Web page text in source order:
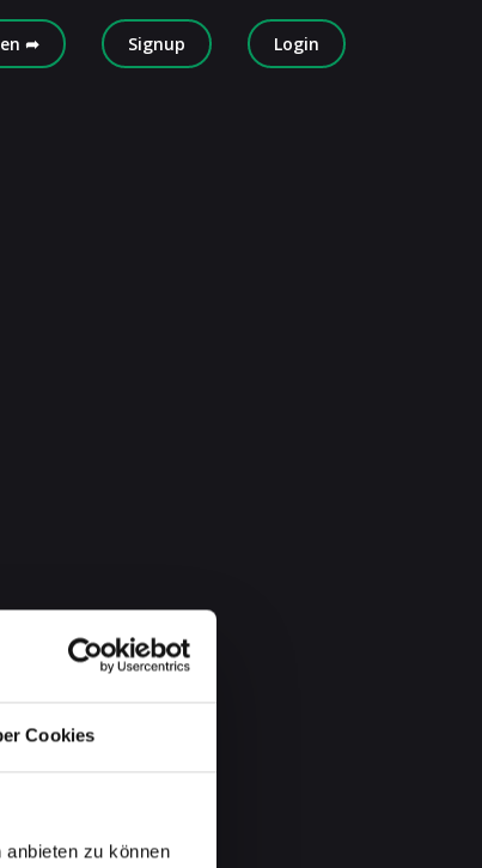
Cookies
zu können
➦ Signup Login